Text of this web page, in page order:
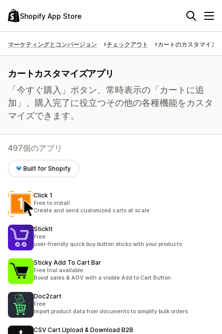
Shopify App Store
マーケティングとコンバージョン チェックアウト カートのカスタマイズ
カートカスタマイズアプリ
「今すぐ購入」ボタン、常時表示の「カートに追
加」、購入完了に役立つその他の各種機能をカスタ
マイズできます。
497個のアプリ
Built for Shopify
Click 1
Free to install
Create and send customized carts at scale
StickIt
Free
user-friendly quick buy button sticks with your products
Sticky Add To Cart Bar
Free trial available
Boost sales & AOV with a visible Add to Cart Button
Doc2cart
Free
Import product data from documents to simplify bulk orders
CSV Cart Upload & Download B2B